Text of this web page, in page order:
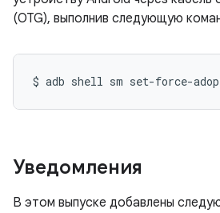
(OTG), выполнив следующую
Уведомления
В этом выпуске добавлены